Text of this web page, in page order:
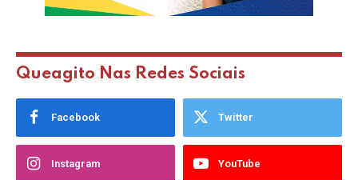
Queagito Nas Redes Sociais
Facebook Twitter
Instagram YouTube